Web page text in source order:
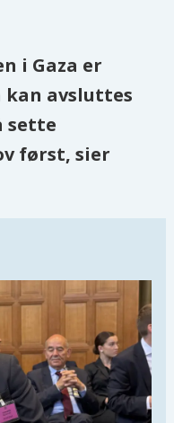
i Gaza er
kan avsluttes
sette
først, sier